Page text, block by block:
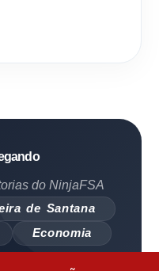
do NinjaFSA
de Santana
Economia